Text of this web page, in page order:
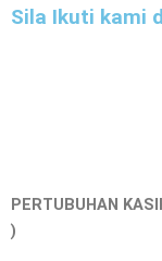
Sila Ikuti kami
PERTUBUHAN
)